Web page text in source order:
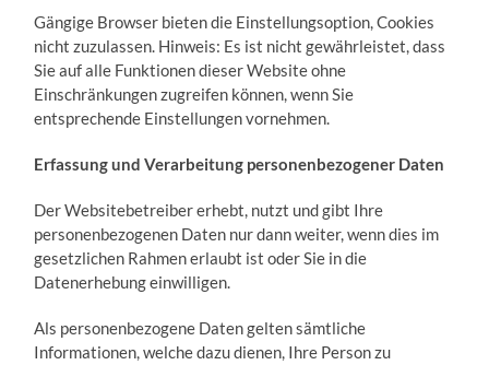
Gängige Browser bieten die Einstellungsoption, Cookies
nicht zuzulassen. Hinweis: Es ist nicht gewährleistet, dass
Sie auf alle Funktionen dieser Website ohne
Einschränkungen zugreifen können, wenn Sie
entsprechende Einstellungen vornehmen.
Erfassung und Verarbeitung personenbezogener Daten
Der Websitebetreiber erhebt, nutzt und gibt Ihre
personenbezogenen Daten nur dann weiter, wenn dies im
gesetzlichen Rahmen erlaubt ist oder Sie in die
Datenerhebung einwilligen.
Als personenbezogene Daten gelten sämtliche
Informationen, welche dazu dienen, Ihre Person zu